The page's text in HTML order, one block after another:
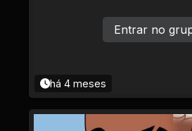
há 4 meses
Entrar no